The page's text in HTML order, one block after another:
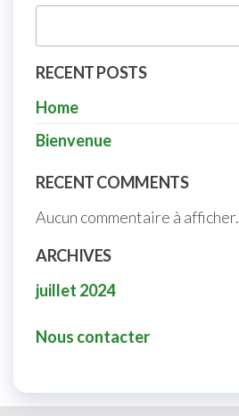
RECENT POSTS
Home
Bienvenue
RECENT COMMENTS
Aucun commentaire à afficher.
ARCHIVES
juillet 2024
Nous contacter